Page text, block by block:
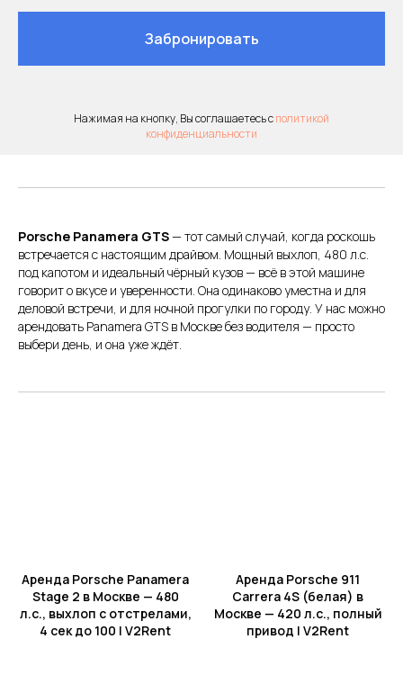
Забронировать
Нажимая на кнопку, Вы соглашаетесь сполитикой
конфиденциальности
Porsche Panamera GTS— тот самый случай, когда роскошь
встречается с настоящим драйвом. Мощный выхлоп, 480 л.с.
под капотом и идеальный чёрный кузов — всё в этой машине
говорит о вкусе и уверенности. Она одинаково уместна и для
деловой встречи, и для ночной прогулки по городу. У нас можно
арендовать Panamera GTS в Москве без водителя — просто
выбери день, и она уже ждёт.
Аренда Porsche Panamera
Stage 2 в Москве — 480
л.с., выхлоп с отстрелами,
4 сек до 100 | V2Rent
Аренда Porsche 911
Carrera 4S (белая) в
Москве — 420 л.с., полный
привод | V2Rent
Трезвый водитель на вашем
авто